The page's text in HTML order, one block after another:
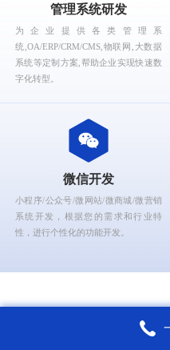
管理系统研发
为企业提供各类管理系
统,OA/ERP/CRM/CMS,物联网,大数据
系统等定制方案,帮助企业实现快速数
字化转型。
微信开发
小程序/公众号/微网站/微商城/微营销
系统开发，根据您的需求和行业特
性，进行个性化的功能开发。
锐智互